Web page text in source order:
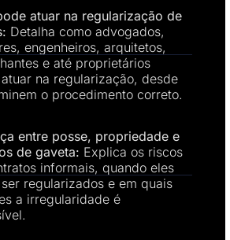
atuar na regularização de
Detalha como advogados,
engenheiros, arquitetos,
e até proprietários
na regularização, desde
o procedimento correto.
entre posse, propriedade e
de gaveta: Explica os riscos
informais, quando eles
regularizados e em quais
a irregularidade é